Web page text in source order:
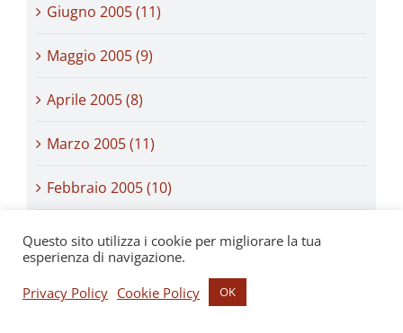
Giugno 2005 (11)
Maggio 2005 (9)
Aprile 2005 (8)
Marzo 2005 (11)
Febbraio 2005 (10)
Gennaio 2005 (10)
Questo sito utilizza i cookie per migliorare la tua
esperienza di navigazione.
Privacy Policy Cookie Policy OK